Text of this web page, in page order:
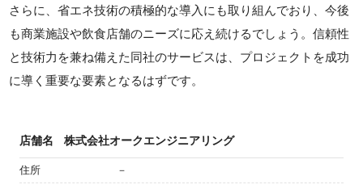
さらに、省エネ技術の積極的な導入にも取り組んでおり、今後
も商業施設や飲食店舗のニーズに応え続けるでしょう。信頼性
と技術力を兼ね備えた同社のサービスは、プロジェクトを成功
に導く重要な要素となるはずです。
店舗名 株式会社オークエンジニアリング
住所 －